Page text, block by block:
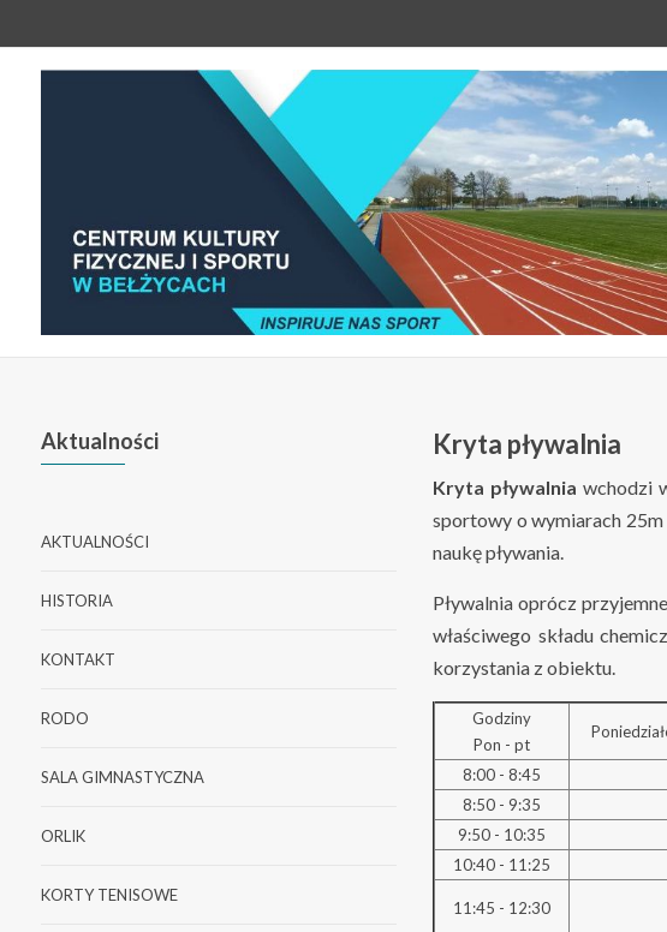
Kryta pływalnia
Kryta pływalnia wchodzi
sportowy o wymiarach 25m
naukę pływania.
Pływalnia oprócz
właściwego składu
korzystania z obiektu.
Godziny
Pon - pt
8:00 - 8:45
8:50 - 9:35
9:50 - 10:35
10:40 - 11:25
11:45 - 12:30
Aktualności
AKTUALNOŚCI
HISTORIA
KONTAKT
RODO
SALA GIMNASTYCZNA
ORLIK
KORTY TENISOWE